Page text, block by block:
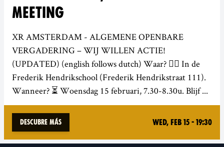
MEETING
XR AMSTERDAM - ALGEMENE OPENBARE
VERGADERING – WIJ WILLEN ACTIE!
(UPDATED) (english follows dutch) Waar? 🏳️‍🌈 In de
Frederik Hendrikschool (Frederik Hendrikstraat 111).
Wanneer? ⏳ Woensdag 15 februari, 7.30-8.30u. Blijf ...
Descubre más Wed, Feb 15 - 19:30